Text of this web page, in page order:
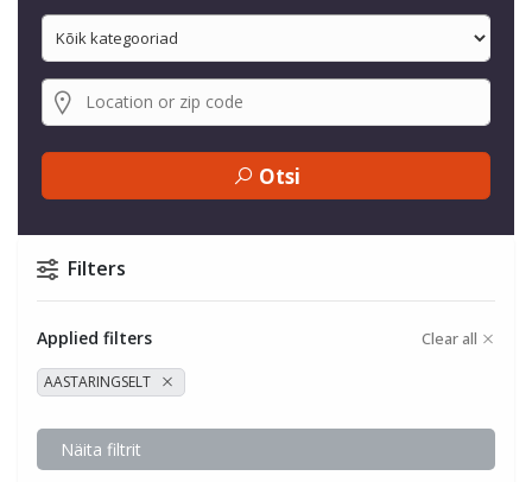
Otsi
Filters
Applied filters Clear all
AASTARINGSELT
Näita filtrit